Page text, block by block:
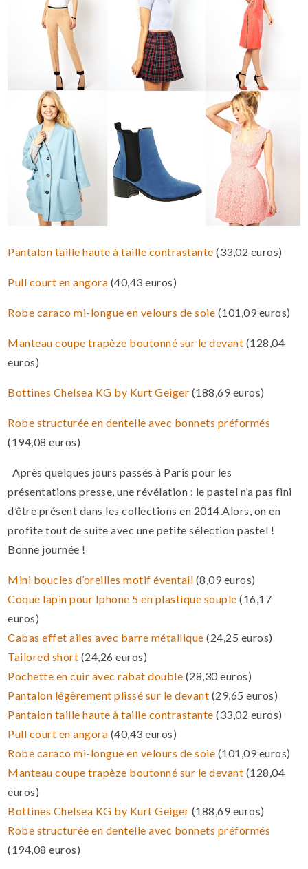
Pantalon taille haute à taille contrastante (33,02 euros)
Pull court en angora (40,43 euros)
Robe caraco mi-longue en velours de soie (101,09 euros)
Manteau coupe trapèze boutonné sur le devant (128,04
euros)
Bottines Chelsea KG by Kurt Geiger (188,69 euros)
Robe structurée en dentelle avec bonnets préformés
(194,08 euros)
Après quelques jours passés à Paris pour les
présentations presse, une révélation : le pastel n’a pas fini
d’être présent dans les collections en 2014.Alors, on en
profite tout de suite avec une petite sélection pastel !
Bonne journée !
Mini boucles d’oreilles motif éventail (8,09 euros)
Coque lapin pour Iphone 5 en plastique souple (16,17
euros)
Cabas effet ailes avec barre métallique (24,25 euros)
Tailored short (24,26 euros)
Pochette en cuir avec rabat double (28,30 euros)
Pantalon légèrement plissé sur le devant (29,65 euros)
Pantalon taille haute à taille contrastante (33,02 euros)
Pull court en angora (40,43 euros)
Robe caraco mi-longue en velours de soie (101,09 euros)
Manteau coupe trapèze boutonné sur le devant (128,04
euros)
Bottines Chelsea KG by Kurt Geiger (188,69 euros)
Robe structurée en dentelle avec bonnets préformés
(194,08 euros)